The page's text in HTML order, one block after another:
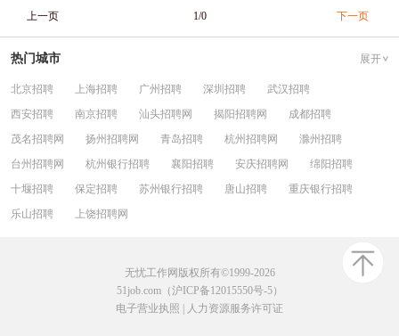
上一页 1/0 下一页
热门城市 展开
北京招聘 上海招聘 广州招聘 深圳招聘
武汉招聘
西安招聘
南京招聘 汕头招聘网 揭阳招聘网
成都招聘
茂名招聘网
扬州招聘网 青岛招聘 杭州招聘网
滁州招聘
台州招聘网
杭州银行招聘 襄阳招聘 安庆招聘网
绵阳招聘
十堰招聘
保定招聘 苏州银行招聘 唐山招聘
重庆银行招聘
乐山招聘
上饶招聘网
无忧工作网版权所有©1999-2026
51job.com（沪ICP备12015550号-5）
电子营业执照
人力资源服务许可证